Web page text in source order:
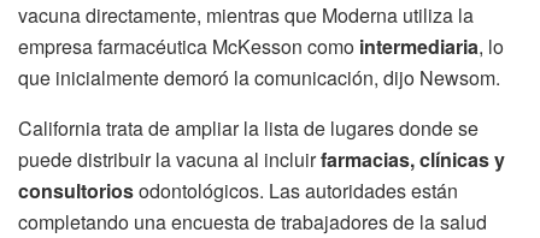
vacuna directamente, mientras que Moderna utiliza la
empresa farmacéutica McKesson como intermediaria, lo
que inicialmente demoró la comunicación, dijo Newsom.
California trata de ampliar la lista de lugares donde se
puede distribuir la vacuna al incluirfarmacias, clínicas y
consultoriosodontológicos. Las autoridades están
completando una encuesta de trabajadores de la salud